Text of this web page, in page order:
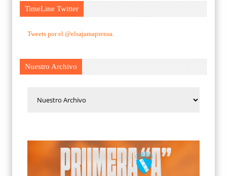
TimeLine Twitter
Tweets por el @elsajamaprensa.
Nuestro Archivo